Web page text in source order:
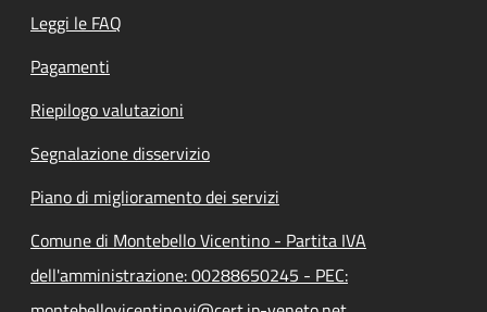
Leggi le FAQ
Pagamenti
Riepilogo valutazioni
Segnalazione disservizio
Piano di miglioramento dei servizi
Comune di Montebello Vicentino - Partita IVA
dell'amministrazione: 00288650245 - PEC: